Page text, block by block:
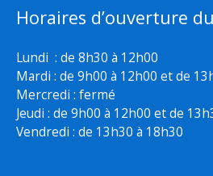
Horaires d’ouverture
Lundi : de 8h30 à 12h00
Mardi : de 9h00 à 12h00 et de
Mercredi : fermé
Jeudi : de 9h00 à 12h00 et de
Vendredi : de 13h30 à 18h30